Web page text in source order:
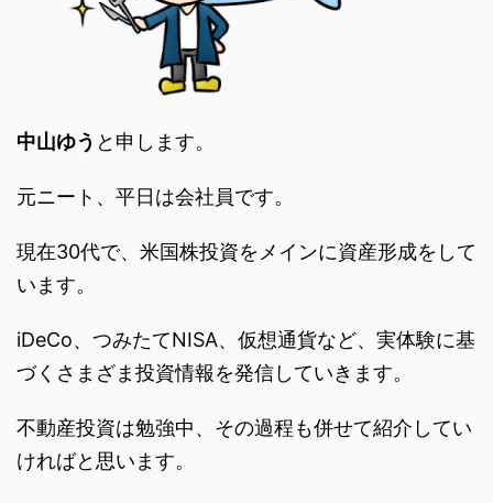
中山ゆう と申します。
元ニート、平日は会社員です。
現在30代で、米国株投資をメインに資産形成をして
います。
iDeCo、つみたてNISA、仮想通貨など、実体験に基
づくさまざま投資情報を発信していきます。
不動産投資は勉強中、その過程も併せて紹介してい
ければと思います。